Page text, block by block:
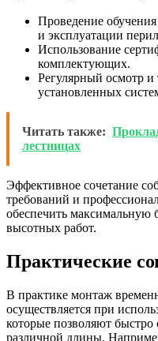
Проведение
и эксплуатации
Использование
комплектующих.
Регулярный осмотр и
установленных
Читать также:
лестницах
Эффективное сочетание
требований и
обеспечить максимальную
высотных работ.
Практические
В практике монтаж
осуществляется при
которые позволяют быстро
различной длины.